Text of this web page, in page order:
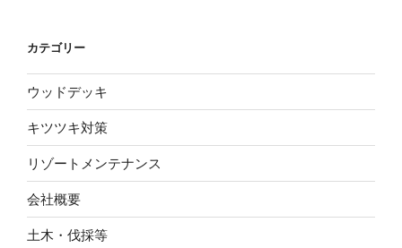
カテゴリー
ウッドデッキ
キツツキ対策
リゾートメンテナンス
会社概要
土木・伐採等